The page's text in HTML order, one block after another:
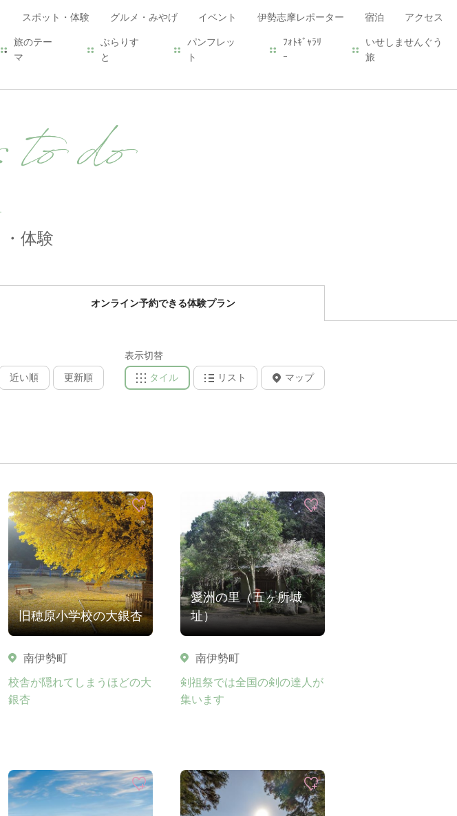
スポット・体験 グルメ・みやげ イベント 伊勢志摩レポーター 宿泊 アクセス
旅のテー
マ
ぶらりす
と
パンフレッ
ト
ﾌｫﾄｷﾞｬﾗﾘ
ｰ
いせしませんぐう
旅
do
体験
オンライン予約できる体験プラン
近い順 更新順
表示切替
タイル リスト マップ
旧穂原小学校の大銀杏
南伊勢町
校舎が隠れてしまうほどの大
銀杏
愛洲の里（五ヶ所城
址）
南伊勢町
剣祖祭では全国の剣の達人が
集います